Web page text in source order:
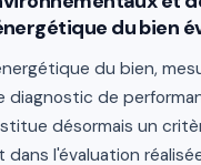
du bien
du bien,
diagnostic de
désormais un
l'évaluation